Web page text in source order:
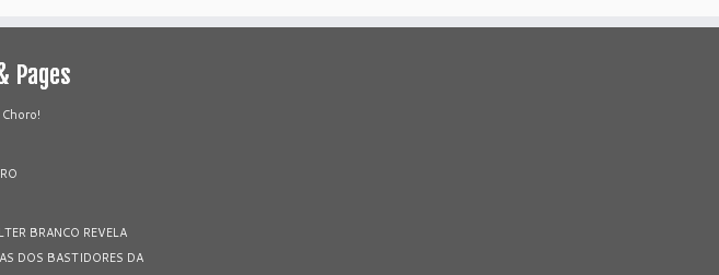
Pages
BRANCO REVELA
DOS BASTIDORES DA